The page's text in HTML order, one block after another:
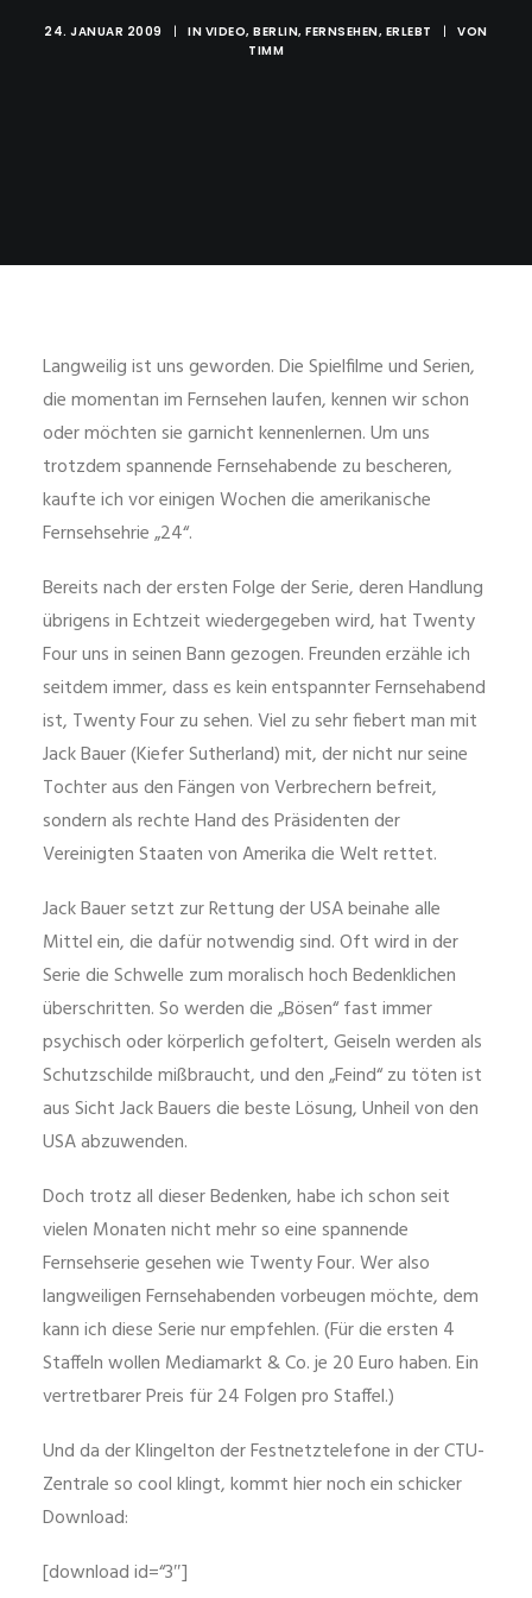
24. JANUAR 2009 | IN VIDEO,BERLIN,FERNSEHEN, ERLEBT |
VON
TIMM
Langweilig ist uns geworden. Die Spielfilme und Serien,
die momentan im Fernsehen laufen, kennen wir schon
oder möchten sie garnicht kennenlernen. Um uns
trotzdem spannende Fernsehabende zu bescheren,
kaufte ich vor einigen Wochen die amerikanische
Fernsehsehrie „24“.
Bereits nach der ersten Folge der Serie, deren Handlung
übrigens in Echtzeit wiedergegeben wird, hat Twenty
Four uns in seinen Bann gezogen. Freunden erzähle ich
seitdem immer, dass es kein entspannter Fernsehabend
ist, Twenty Four zu sehen. Viel zu sehr fiebert man mit
Jack Bauer (Kiefer Sutherland) mit, der nicht nur seine
Tochter aus den Fängen von Verbrechern befreit,
sondern als rechte Hand des Präsidenten der
Vereinigten Staaten von Amerika die Welt rettet.
Jack Bauer setzt zur Rettung der USA beinahe alle
Mittel ein, die dafür notwendig sind. Oft wird in der
Serie die Schwelle zum moralisch hoch Bedenklichen
überschritten. So werden die „Bösen“ fast immer
psychisch oder körperlich gefoltert, Geiseln werden als
Schutzschilde mißbraucht, und den „Feind“ zu töten ist
aus Sicht Jack Bauers die beste Lösung, Unheil von den
USA abzuwenden.
Doch trotz all dieser Bedenken, habe ich schon seit
vielen Monaten nicht mehr so eine spannende
Fernsehserie gesehen wie Twenty Four. Wer also
langweiligen Fernsehabenden vorbeugen möchte, dem
kann ich diese Serie nur empfehlen. (Für die ersten 4
Staffeln wollen Mediamarkt & Co. je 20 Euro haben. Ein
vertretbarer Preis für 24 Folgen pro Staffel.)
Und da der Klingelton der Festnetztelefone in der CTU-
Zentrale so cool klingt, kommt hier noch ein schicker
Download:
[download id=“3″]